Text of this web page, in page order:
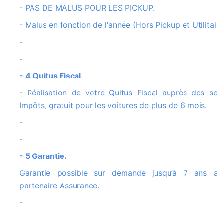
- PAS DE MALUS POUR LES PICKUP.
- Malus en fonction de l'année (Hors Pickup et
-
-
- 4 Quitus Fiscal.
- Réalisation de votre Quitus Fiscal auprès des services des
Impôts, gratuit pour les voitures de plus de 6 mois.
-
-
- 5 Garantie.
Garantie possible sur demande jusqu’à 7 ans avec notre
partenaire Assurance.
-